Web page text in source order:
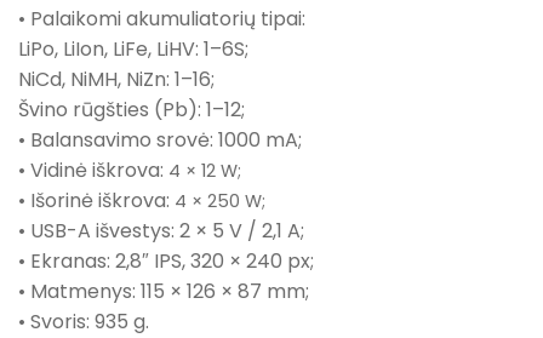
• Palaikomi akumuliatorių tipai:
LiPo, LiIon, LiFe, LiHV: 1–6S;
NiCd, NiMH, NiZn: 1–16;
Švino rūgšties (Pb): 1–12;
• Balansavimo srovė: 1000 mA;
• Vidinė iškrova: 4 × 12 W;
• Išorinė iškrova: 4 × 250 W;
• USB-A išvestys: 2 × 5 V / 2,1 A;
• Ekranas: 2,8″ IPS, 320 × 240 px;
• Matmenys: 115 × 126 × 87 mm;
• Svoris: 935 g.